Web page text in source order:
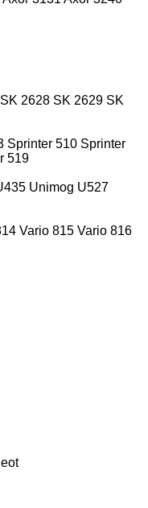
SK 2628 SK 2629 SK
Sprinter 510 Sprinter
519
Unimog U527
Vario 815 Vario 816